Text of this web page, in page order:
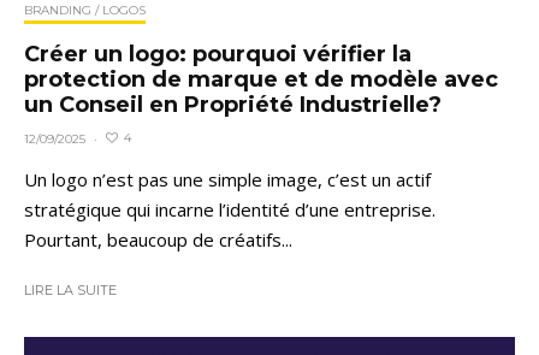
BRANDING / LOGOS
Créer un logo: pourquoi vérifier la
protection de marque et de modèle avec
un Conseil en Propriété Industrielle?
12/09/2025 · 4
Un logo n’est pas une simple image, c’est un actif
stratégique qui incarne l’identité d’une entreprise.
Pourtant, beaucoup de créatifs...
LIRE LA SUITE